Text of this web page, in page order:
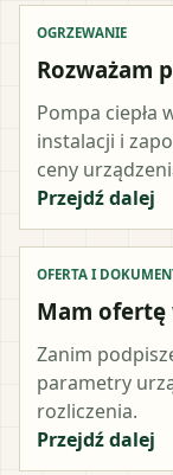
OGRZEWANIE
Rozważam
Pompa ciepła
instalacji i
ceny
Przejdź dalej
OFERTA I
Mam
Zanim
parametry
rozliczenia.
Przejdź dalej